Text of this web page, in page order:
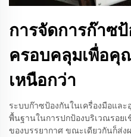
การจัดการก๊าซ
ครอบคลุมเพื่อคุ
เหนือกว่า
ระบบก๊าซป้องกันในเครื่องมือแล
พื้นฐานในการปกป้องบริเวณรอย
ของบรรยากาศ ขณะเดียวกันก็ส่ง